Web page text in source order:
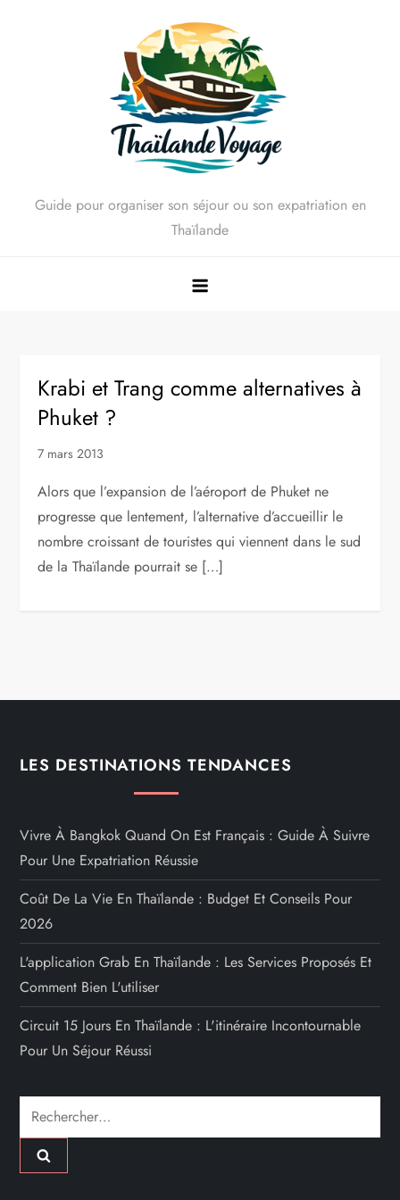
Guide pour organiser son séjour ou son expatriation en
Thaïlande
Krabi et Trang comme alternatives à
Phuket ?
7 mars 2013
Alors que l’expansion de l’aéroport de Phuket ne
progresse que lentement, l’alternative d’accueillir le
nombre croissant de touristes qui viennent dans le sud
de la Thaïlande pourrait se […]
LES DESTINATIONS TENDANCES
Vivre À Bangkok Quand On Est Français : Guide À Suivre
Pour Une Expatriation Réussie
Coût De La Vie En Thaïlande : Budget Et Conseils Pour
2026
L'application Grab En Thaïlande : Les Services Proposés Et
Comment Bien L'utiliser
Circuit 15 Jours En Thaïlande : L'itinéraire Incontournable
Pour Un Séjour Réussi
Rechercher :